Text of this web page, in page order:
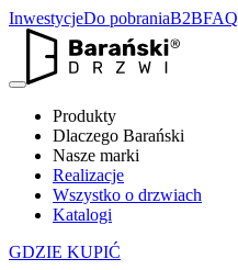
InwestycjeDo pobraniaB2BFAQ
Produkty
Dlaczego Barański
Nasze marki
Realizacje
Wszystko o drzwiach
Katalogi
GDZIE KUPIĆ